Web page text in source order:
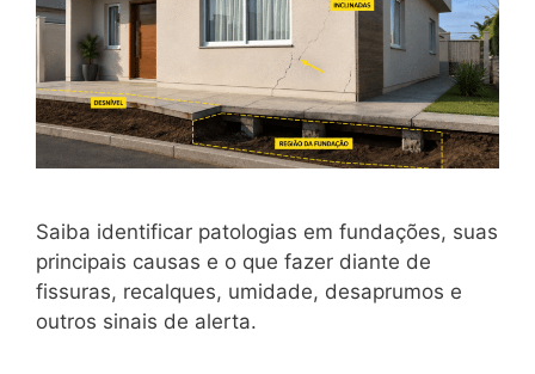
Saiba identificar patologias em fundações, suas
principais causas e o que fazer diante de
fissuras, recalques, umidade, desaprumos e
outros sinais de alerta.